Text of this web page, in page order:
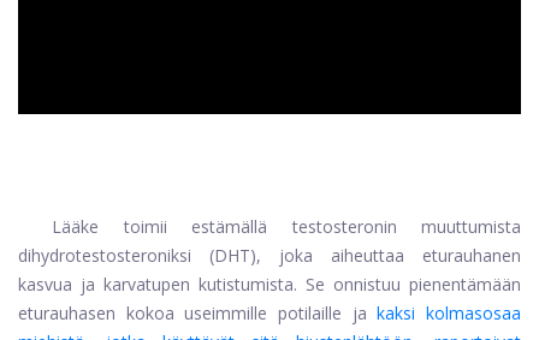
Lääke toimii estämällä testosteronin muuttumista
dihydrotestosteroniksi (DHT), joka aiheuttaa eturauhanen
kasvua ja karvatupen kutistumista. Se onnistuu pienentämään
eturauhasen kokoa useimmille potilaille ja kaksi kolmasosaa